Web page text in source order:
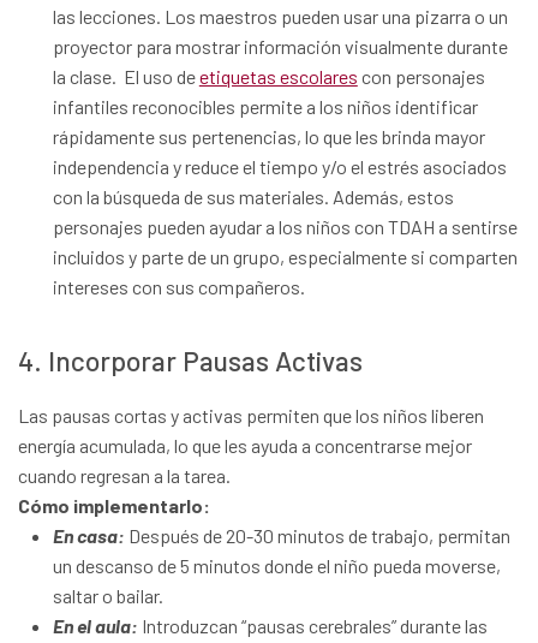
las lecciones. Los maestros pueden usar una pizarra o un
proyector para mostrar información visualmente durante
la clase. El uso deetiquetas escolares con personajes
infantiles reconocibles permite a los niños identificar
rápidamente sus pertenencias, lo que les brinda mayor
independencia y reduce el tiempo y/o el estrés asociados
con la búsqueda de sus materiales. Además, estos
personajes pueden ayudar a los niños con TDAH a sentirse
incluidos y parte de un grupo, especialmente si comparten
intereses con sus compañeros.
4. Incorporar Pausas Activas
Las pausas cortas y activas permiten que los niños liberen
energía acumulada, lo que les ayuda a concentrarse mejor
cuando regresan a la tarea.
Cómo implementarlo:
En casa: Después de 20-30 minutos de trabajo, permitan
un descanso de 5 minutos donde el niño pueda moverse,
saltar o bailar.
En el aula: Introduzcan “pausas cerebrales” durante las